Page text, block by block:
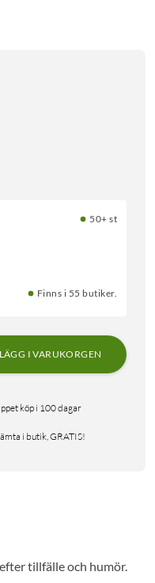
50+ st
Finns i 55 butiker.
LÄGG I VARUKORGEN
köp i 100 dagar
i butik, GRATIS!
tillfälle och humör.